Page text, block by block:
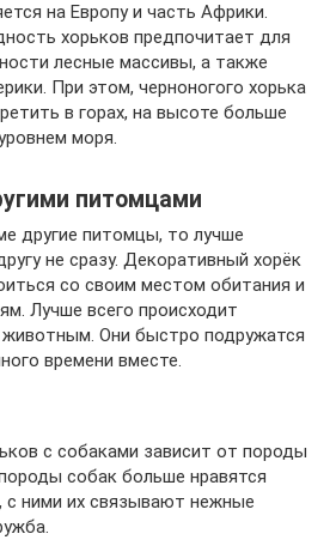
на Европу и часть Африки.
хорьков предпочитает для
лесные массивы, а также
При этом, черноногого хорька
в горах, на высоте больше
моря.
питомцами
другие питомцы, то лучше
не сразу. Декоративный хорёк
со своим местом обитания и
Лучше всего происходит
Они быстро подружатся
времени вместе.
с собаками зависит от породы
собак больше нравятся
с ними их связывают нежные